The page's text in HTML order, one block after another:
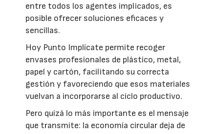
entre todos los agentes implicados, es
posible ofrecer soluciones eficaces y
sencillas.
Hoy Punto Implícate permite recoger
envases profesionales de plástico, metal,
papel y cartón, facilitando su correcta
gestión y favoreciendo que esos materiales
vuelvan a incorporarse al ciclo productivo.
Pero quizá lo más importante es el mensaje
que transmite: la economía circular deja de